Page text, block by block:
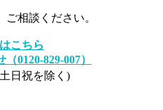
相談ください。
こちら
0120-829-007）
日祝を除く)